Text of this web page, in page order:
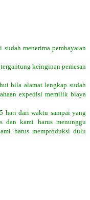
menerima pembayaran
keinginan pemesan
bila alamat lengkap sudah
expedisi memilik biaya
hari dari waktu sampai yang
dan kami harus menunggu
harus memproduksi dulu